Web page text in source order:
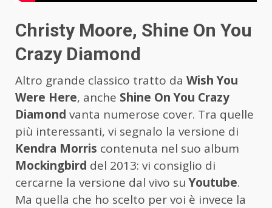
Christy Moore, Shine On You
Crazy Diamond
Altro grande classico tratto da Wish You
Were Here, anche Shine On You Crazy
Diamond vanta numerose cover. Tra quelle
più interessanti, vi segnalo la versione di
Kendra Morris contenuta nel suo album
Mockingbird del 2013: vi consiglio di
cercarne la versione dal vivo suYoutube.
Ma quella che ho scelto per voi è invece la